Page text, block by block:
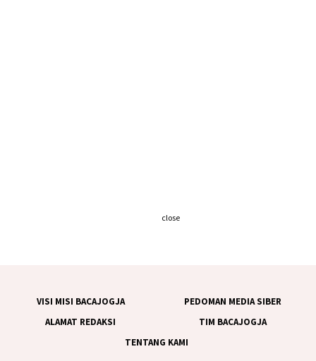
VISI MISI BACAJOGJA
PEDOMAN MEDIA SIBER
ALAMAT REDAKSI
TIM BACAJOGJA
TENTANG KAMI
close